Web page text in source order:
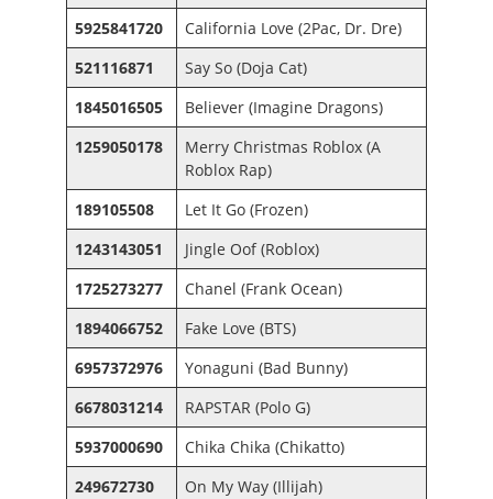
5925841720
California Love (2Pac, Dr. Dre)
521116871
Say So (Doja Cat)
1845016505
Believer (Imagine Dragons)
1259050178
Merry Christmas Roblox (A
Roblox Rap)
189105508
Let It Go (Frozen)
1243143051
Jingle Oof (Roblox)
1725273277
Chanel (Frank Ocean)
1894066752
Fake Love (BTS)
6957372976
Yonaguni (Bad Bunny)
6678031214
RAPSTAR (Polo G)
5937000690
Chika Chika (Chikatto)
249672730
On My Way (Illijah)